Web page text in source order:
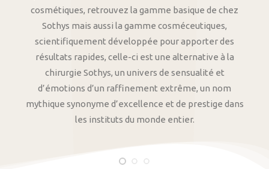
cosmétiques, retrouvez la gamme basique de chez
Sothys mais aussi la gamme cosméceutiques,
scientifiquement développée pour apporter des
résultats rapides, celle-ci est une alternative à la
chirurgie Sothys, un univers de sensualité et
d’émotions d’un raffinement extrême, un nom
mythique synonyme d’excellence et de prestige dans
les instituts du monde entier.